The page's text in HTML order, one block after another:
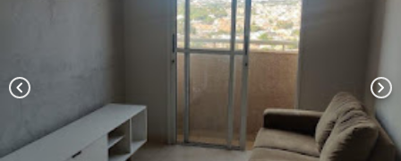
chevron_left chevron_right